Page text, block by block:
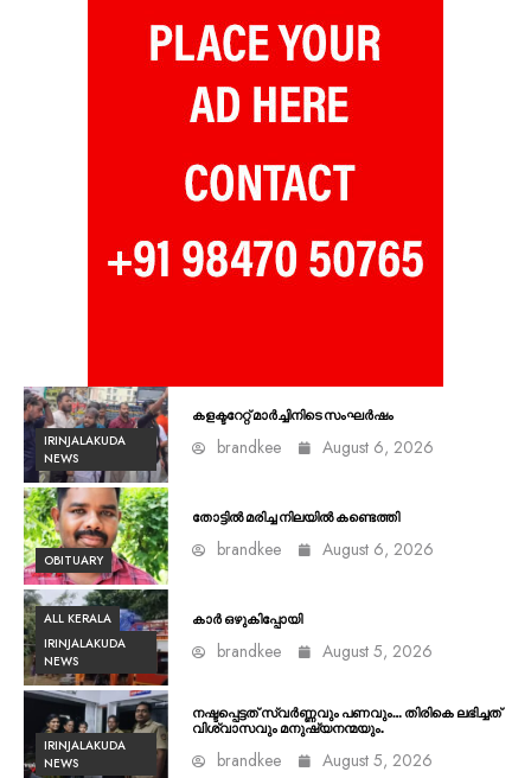
IRINJALAKUDA
NEWS
കളക്ടറേറ്റ് മാർച്ചിനിടെ സംഘർഷം
brandkee August 6, 2026
OBITUARY
തോട്ടിൽ മരിച്ച നിലയിൽ കണ്ടെത്തി
brandkee August 6, 2026
ALL KERALA
IRINJALAKUDA
NEWS
കാർ ഒഴുകിപ്പോയി
brandkee August 5, 2026
IRINJALAKUDA
NEWS
നഷ്ടപ്പെട്ടത് സ്വർണ്ണവും പണവും… തിരികെ ലഭിച്ചത്
വിശ്വാസവും മനുഷ്യനന്മയും.
brandkee August 5, 2026